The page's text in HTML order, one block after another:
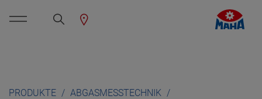
PRODUKTE
ABGASMESSTECHNIK